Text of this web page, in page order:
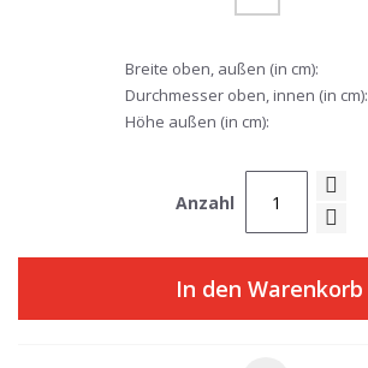
Breite oben, außen (in cm):
Durchmesser oben, innen (in cm):
Höhe außen (in cm):
Anzahl
In den Warenkorb